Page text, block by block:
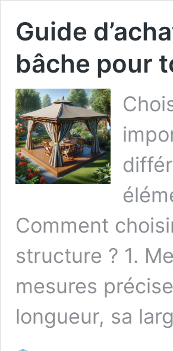
Guide
bâche pour
Comment
structure ? 1.
mesures
longueur, sa